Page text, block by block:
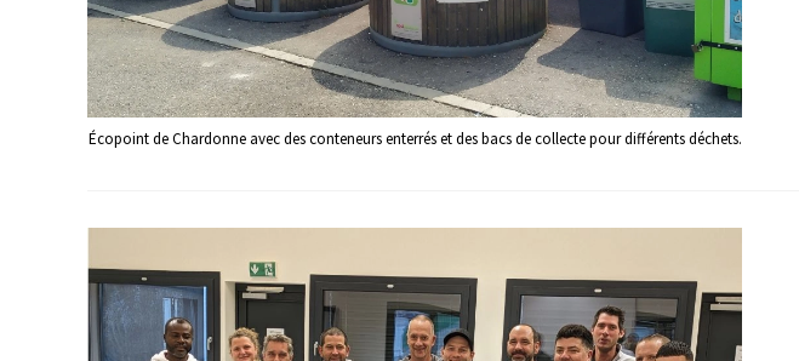
Écopoint de Chardonne avec des conteneurs enterrés et des bacs de collecte pour différents déchets.